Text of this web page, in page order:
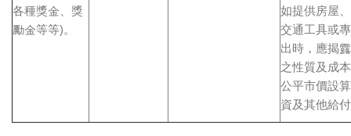
各種獎金、獎
勵金等等)。
如提供房屋
交通工具或
出時，應揭
之性質及成
公平市價設
資及其他給